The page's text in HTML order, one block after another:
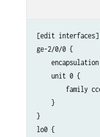
[edit interfaces]
ge-2/0/0 {
    unit 0 {
family
    }
}
lo0 {